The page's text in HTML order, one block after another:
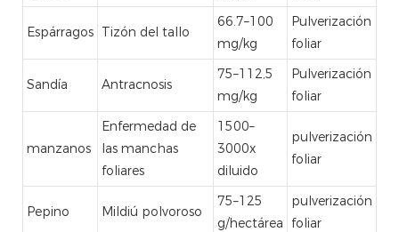
Espárragos Tizón del tallo
66.7–100
mg/kg
Pulverización
foliar
Sandía Antracnosis
75–112,5
mg/kg
Pulverización
foliar
manzanos
Enfermedad de
las manchas
foliares
1500–
3000x
diluido
pulverización
foliar
Pepino Mildiú polvoroso
75–125
g/hectárea
pulverización
foliar